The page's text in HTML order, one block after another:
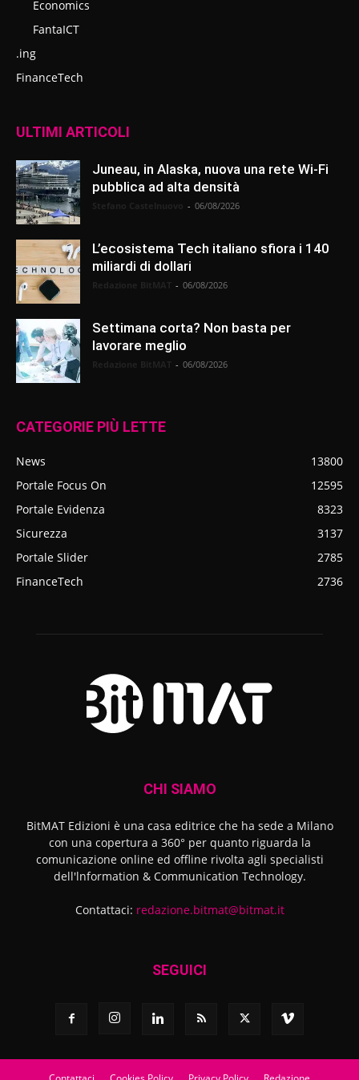
Economics
FantaICT
.ing
FinanceTech
ULTIMI ARTICOLI
Juneau, in Alaska, nuova una rete Wi-Fi
pubblica ad alta densità
- 06/08/2026
L’ecosistema Tech italiano sfiora i 140
miliardi di dollari
- 06/08/2026
Settimana corta? Non basta per
lavorare meglio
- 06/08/2026
CATEGORIE PIÙ LETTE
News
13800
Portale Focus On
12595
Portale Evidenza
8323
Sicurezza
3137
Portale Slider
2785
FinanceTech
2736
CHI SIAMO
BitMAT Edizioni è una casa editrice che ha sede a Milano
con una copertura a 360° per quanto riguarda la
comunicazione online ed offline rivolta agli specialisti
dell'lnformation & Communication Technology.
Contattaci: redazione.bitmat@bitmat.it
SEGUICI